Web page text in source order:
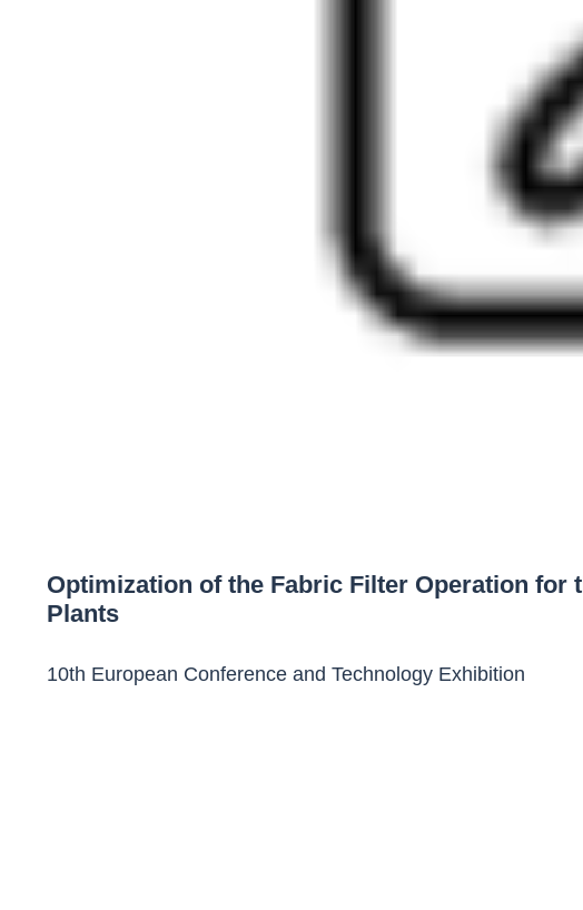
Optimization of the Fabric Filter Operation for
Plants
10th European Conference and Technology Exhibition